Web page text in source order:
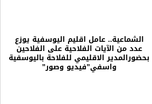
الشماعية.. عامل اقليم اليوسفية يوزع
عدد من الآيات الفلاحية على الفلاحين
بحضورالمدير الاقليمي للفلاحة باليوسفية
واسفي”فيديو وصور”